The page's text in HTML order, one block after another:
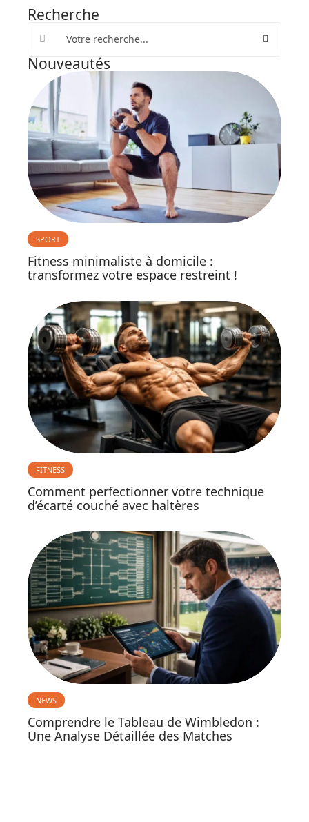
Recherche
Nouveautés
SPORT
Fitness minimaliste à domicile :
transformez votre espace restreint !
FITNESS
Comment perfectionner votre technique
d’écarté couché avec haltères
NEWS
Comprendre le Tableau de Wimbledon :
Une Analyse Détaillée des Matches